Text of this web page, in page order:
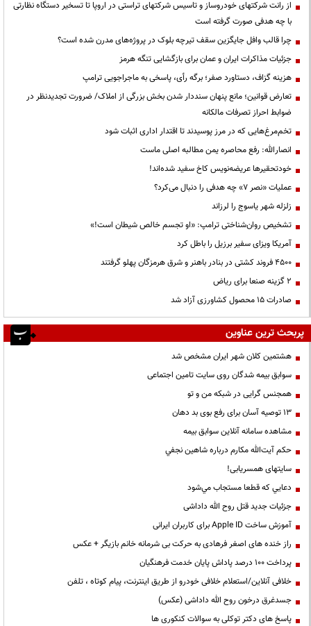
از رانت‌ شرکتهای خودروساز و تاسیس شرکتهای تراستی در اروپا تا تسخیر دستگاه نظارتی
با چه هدفی صورت گرفته است
چرا قالب وافل جایگزین سقف تیرچه بلوک در پروژه‌های مدرن شده است؟
جزئیات مذاکرات ایران و عمان برای بازگشایی تنگه هرمز
هزینه گزاف، دستاورد صفر؛ برگه رأی، پاسخی به ماجراجویی ترامپ
تعارض قوانین؛ مانع پنهان سنددار شدن بخش بزرگی از املاک/ ضرورت تجدیدنظر در
ضوابط احراز تصرفات مالکانه
تخم‌مرغ‌هایی که در مرز پوسیدند تا اقتدار اداری اثبات شود
انصارالله: رفع محاصره یمن مطالبه اصلی ماست
خودتحقیرها عریضه‌نویس کاخ سفید شده‌اند!
عملیات «نصر ۷» چه هدفی را دنبال می‌کرد؟
زلزله شهر یاسوج را لرزاند
تشخیص روان‌شناختی ترامپ: «او تجسم خالص شیطان است!»
آمریکا ویزای سفیر برزیل را باطل کرد
۴۵۰۰ فروند کشتی در بنادر باهنر و شرق هرمزگان پهلو گرفتند
۲ گزینه صنعا برای ریاض
صادرات ۱۵ محصول کشاورزی آزاد شد
پربحث ترین عناوین
هشتمین کلان شهر ایران مشخص شد
سوابق بیمه شدگان روی سایت تامین اجتماعی
همجنس گرایی در شبکه من و تو
13 توصیه آسان برای رفع بوی بد دهان
مشاهده سامانه آنلاين سوابق بیمه
حكم آيت‌الله مكارم درباره شاهين نجفي
سایتهای همسریابی!
دعايي كه قطعا مستجاب مي‌شود
جزئیات جدید قتل روح الله داداشی
آموزش ساخت Apple ID برای کاربران ایرانی
راز خنده های اصغر فرهادی به حرکت بی شرمانه خانم بازیگر + عکس
پرداخت ۱۰۰ درصد پاداش پایان خدمت فرهنگیان
خلافی آنلاین/استعلام خلافی خودرو از طریق اینترنت، پیام کوتاه ، تلفن
جسدغرق درخون روح الله داداشی (عکس)
پاسخ های دکتر توکلی به سوالات کنکوری ها